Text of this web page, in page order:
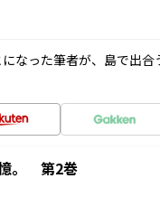
なった筆者が、島で出合
。 第2巻